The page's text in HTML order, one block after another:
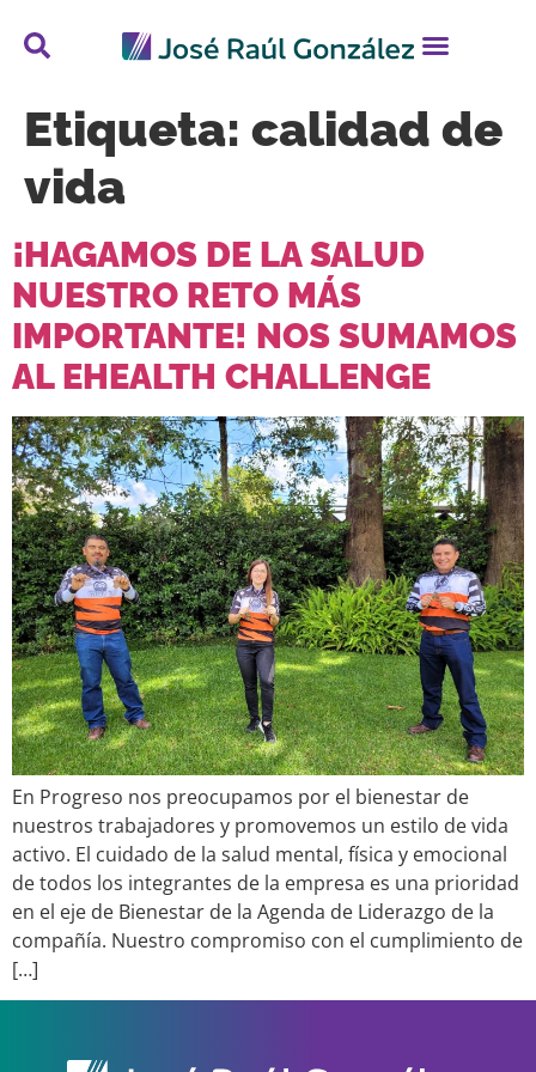
Etiqueta: calidad de
vida
¡HAGAMOS DE LA SALUD
NUESTRO RETO MÁS
IMPORTANTE! NOS SUMAMOS
AL EHEALTH CHALLENGE
En Progreso nos preocupamos por el bienestar de
nuestros trabajadores y promovemos un estilo de vida
activo. El cuidado de la salud mental, física y emocional
de todos los integrantes de la empresa es una prioridad
en el eje de Bienestar de la Agenda de Liderazgo de la
compañía. Nuestro compromiso con el cumplimiento de
[…]